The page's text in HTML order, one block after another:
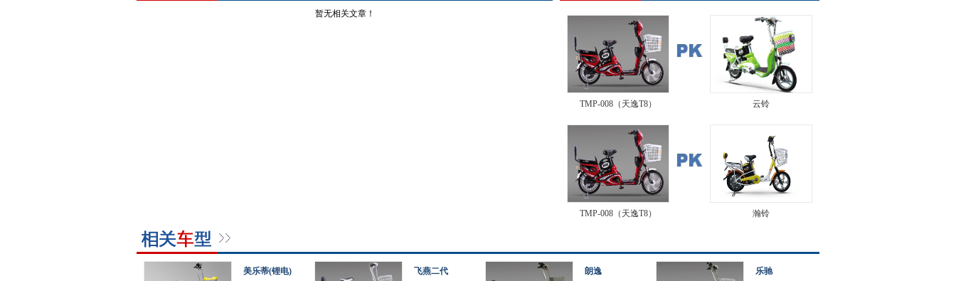
暂无相关文章！
TMP-008（天逸T8） 云铃
TMP-008（天逸T8） 瀚铃
美乐蒂(锂电)
飞燕二代
朗逸
乐驰